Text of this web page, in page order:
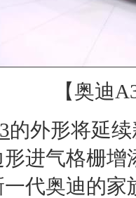
【奥迪
的外形将延
进气格栅
代奥迪的家